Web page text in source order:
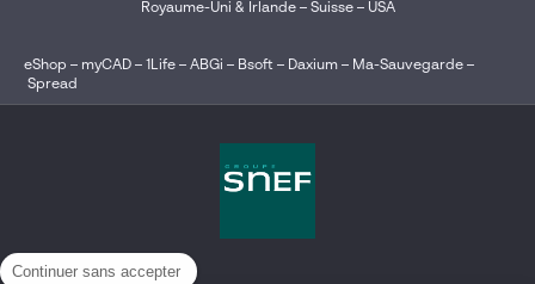
Continuer sans accepter
Royaume-Uni & Irlande– Suisse– USA
eShop – myCAD – 1Life – ABGi – Bsoft – Daxium – Ma-Sauvegarde –
Spread